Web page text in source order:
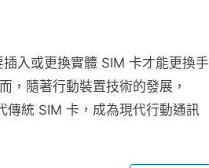
入或更換實體 SIM 卡才能更換手
，隨著行動裝置技術的發展，
傳統 SIM 卡，成為現代行動通訊